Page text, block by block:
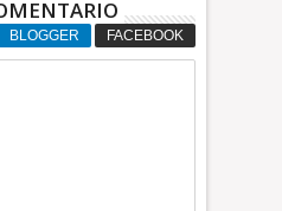
BLOGGER FACEBOOK